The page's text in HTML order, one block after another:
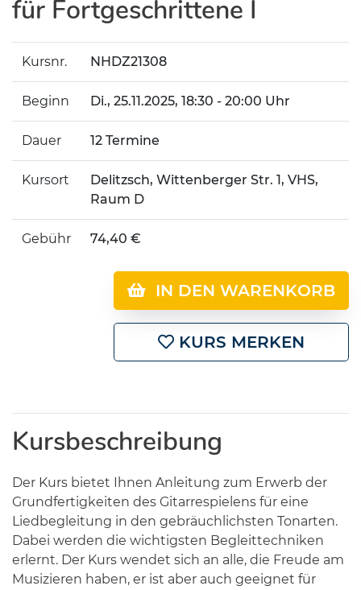
für Fortgeschrittene I
Kursnr. NHDZ21308
Beginn Di., 25.11.2025, 18:30 - 20:00 Uhr
Dauer 12 Termine
Kursort
Delitzsch, Wittenberger Str. 1, VHS,
Raum D
Gebühr 74,40 €
IN DEN WARENKORB
KURS MERKEN
Kursbeschreibung
Der Kurs bietet Ihnen Anleitung zum Erwerb der
Grundfertigkeiten des Gitarrespielens für eine
Liedbegleitung in den gebräuchlichsten Tonarten.
Dabei werden die wichtigsten Begleittechniken
erlernt. Der Kurs wendet sich an alle, die Freude am
Musizieren haben, er ist aber auch geeignet für